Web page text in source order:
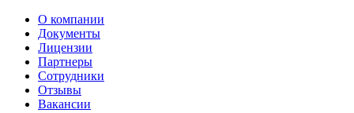
О компании
Документы
Лицензии
Партнеры
Сотрудники
Отзывы
Вакансии